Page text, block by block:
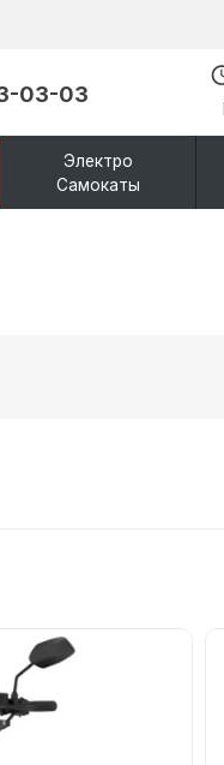
03-03
Электро
Самокаты